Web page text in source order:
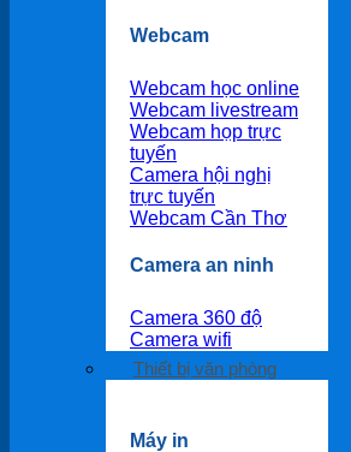
Webcam
Webcam học online
Webcam livestream
Webcam họp trực
tuyến
Camera hội nghị
trực tuyến
Webcam Cần Thơ
Camera an ninh
Camera 360 độ
Camera wifi
Thiết bị văn phòng
Máy in